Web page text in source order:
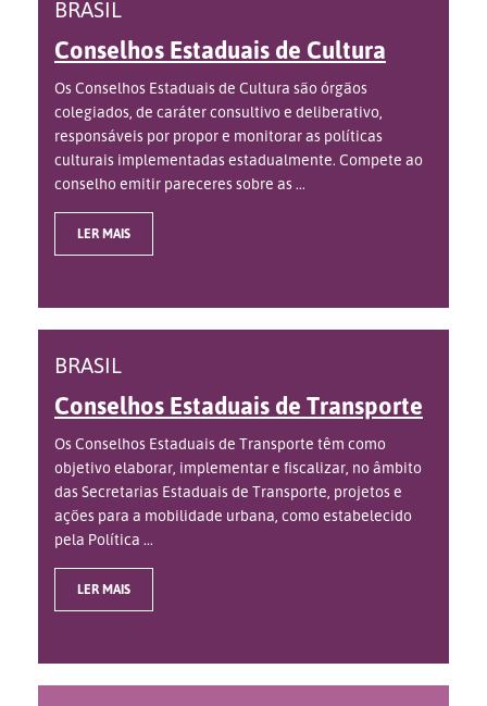
BRASIL
Conselhos Estaduais de Cultura
Os Conselhos Estaduais de Cultura são órgãos
colegiados, de caráter consultivo e deliberativo,
responsáveis por propor e monitorar as políticas
culturais implementadas estadualmente. Compete ao
conselho emitir pareceres sobre as ...
LER MAIS
BRASIL
Conselhos Estaduais de Transporte
Os Conselhos Estaduais de Transporte têm como
objetivo elaborar, implementar e fiscalizar, no âmbito
das Secretarias Estaduais de Transporte, projetos e
ações para a mobilidade urbana, como estabelecido
pela Política ...
LER MAIS